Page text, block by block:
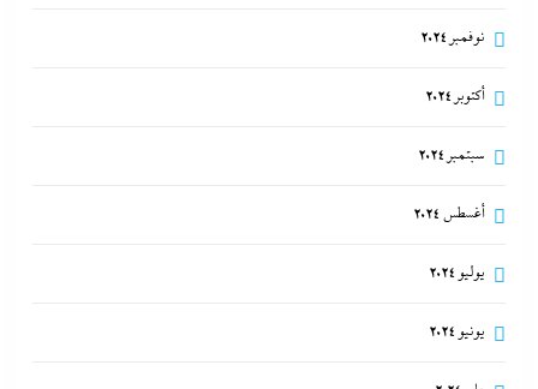
نوفمبر 2024
أكتوبر 2024
سبتمبر 2024
أغسطس 2024
يوليو 2024
يونيو 2024